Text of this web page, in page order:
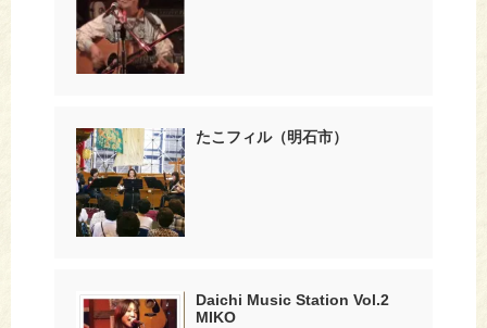
たこフィル（明石市）
Daichi Music Station Vol.2
MIKO